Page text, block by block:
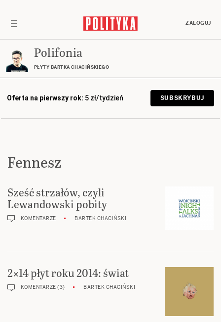
ZALOGUJ
Polifonia
PŁYTY BARTKA CHACIŃSKIEGO
Oferta na pierwszy rok: 5 zł/tydzień SUBSKRYBUJ
Fennesz
Sześć strzałów, czyli
Lewandowski pobity
KOMENTARZE BARTEK CHACIŃSKI
2×14 płyt roku 2014: świat
KOMENTARZE (3) BARTEK CHACIŃSKI